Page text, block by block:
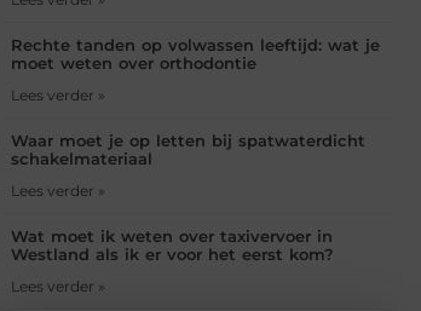
Rechte tanden op volwassen leeftijd: wat je
moet weten over orthodontie
Lees verder »
Waar moet je op letten bij spatwaterdicht
schakelmateriaal
Lees verder »
Wat moet ik weten over taxivervoer in
Westland als ik er voor het eerst kom?
Lees verder »